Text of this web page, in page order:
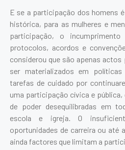
E se a participação dos homens
histórica, para as mulheres e
participação, o incumprimento
protocolos, acordos e
considerou que são apenas
ser materializados em
tarefas de cuidado por
uma participação cívica e
de poder desequilibradas em
escola e igreja. O
oportunidades de carreira ou até
ainda factores que limitam a